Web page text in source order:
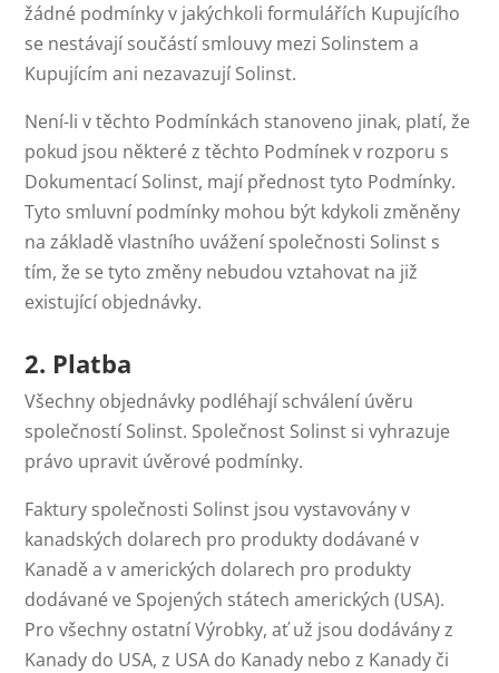
žádné podmínky v jakýchkoli formulářích Kupujícího
se nestávají součástí smlouvy mezi Solinstem a
Kupujícím ani nezavazují Solinst.
Není-li v těchto Podmínkách stanoveno jinak, platí, že
pokud jsou některé z těchto Podmínek v rozporu s
Dokumentací Solinst, mají přednost tyto Podmínky.
Tyto smluvní podmínky mohou být kdykoli změněny
na základě vlastního uvážení společnosti Solinst s
tím, že se tyto změny nebudou vztahovat na již
existující objednávky.
2. Platba
Všechny objednávky podléhají schválení úvěru
společností Solinst. Společnost Solinst si vyhrazuje
právo upravit úvěrové podmínky.
Faktury společnosti Solinst jsou vystavovány v
kanadských dolarech pro produkty dodávané v
Kanadě a v amerických dolarech pro produkty
dodávané ve Spojených státech amerických (USA).
Pro všechny ostatní Výrobky, ať už jsou dodávány z
Kanady do USA, z USA do Kanady nebo z Kanady či